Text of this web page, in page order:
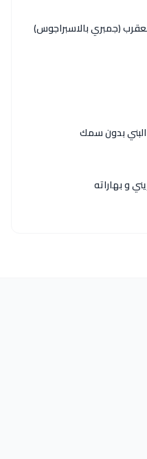
(جمبري بالاسبراجوس)
بدون سمك
و بهاراته